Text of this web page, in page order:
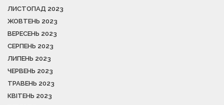
ЛИСТОПАД 2023
ЖОВТЕНЬ 2023
ВЕРЕСЕНЬ 2023
СЕРПЕНЬ 2023
ЛИПЕНЬ 2023
ЧЕРВЕНЬ 2023
ТРАВЕНЬ 2023
КВІТЕНЬ 2023